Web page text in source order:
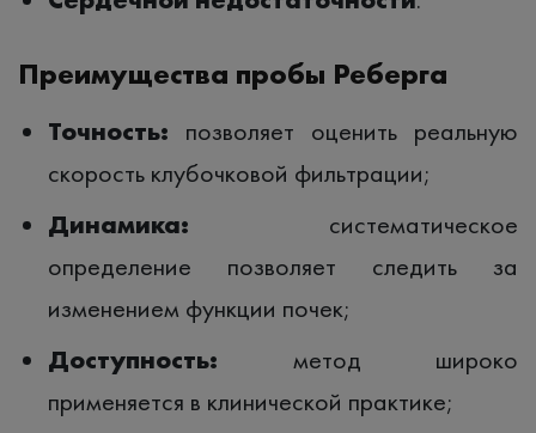
Преимущества пробы Реберга
Точность: позволяет оценить реальную
скорость клубочковой фильтрации;
Динамика: систематическое
определение позволяет следить за
изменением функции почек;
Доступность: метод широко
применяется в клинической практике;